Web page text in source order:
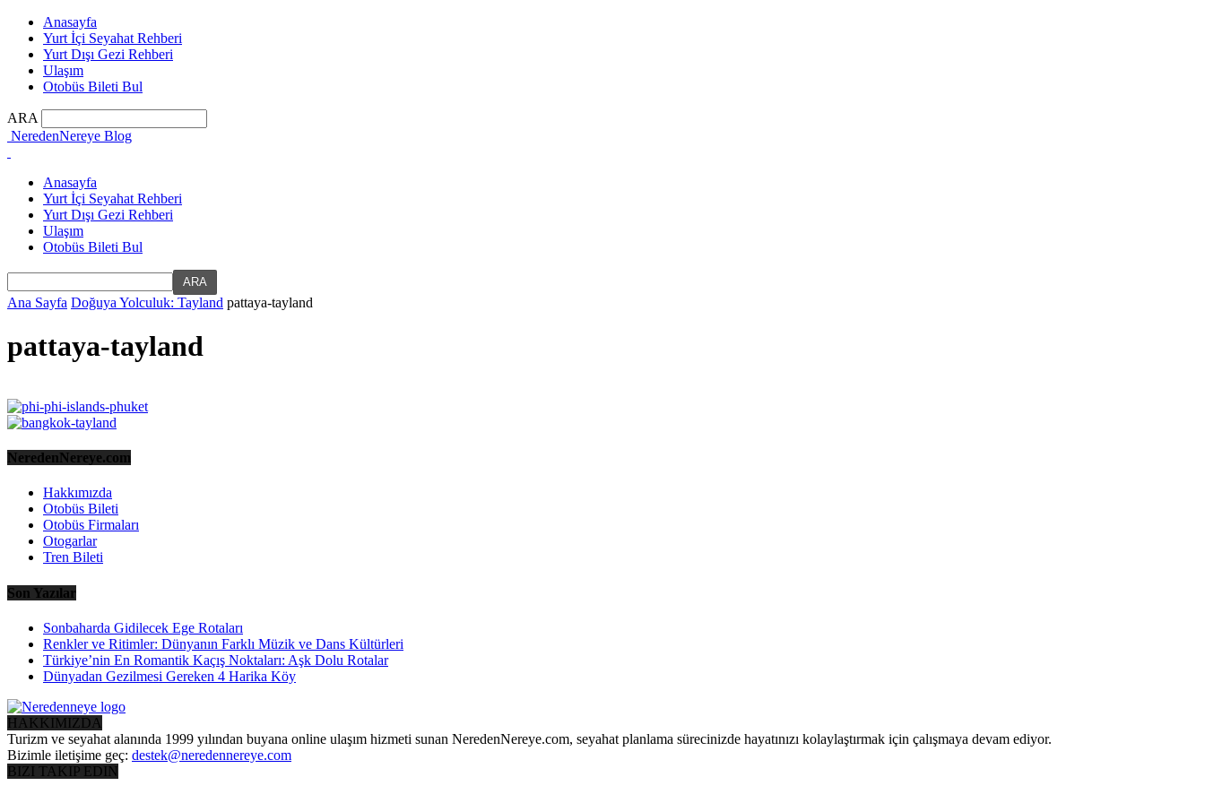
Anasayfa
Yurt İçi Seyahat Rehberi
Yurt Dışı Gezi Rehberi
Ulaşım
Otobüs Bileti Bul
ARA
NeredenNereye Blog
Anasayfa
Yurt İçi Seyahat Rehberi
Yurt Dışı Gezi Rehberi
Ulaşım
Otobüs Bileti Bul
Ana Sayfa Doğuya Yolculuk: Tayland pattaya-tayland
pattaya-tayland
NeredenNereye.com
Hakkımızda
Otobüs Bileti
Otobüs Firmaları
Otogarlar
Tren Bileti
Son Yazılar
Sonbaharda Gidilecek Ege Rotaları
Renkler ve Ritimler: Dünyanın Farklı Müzik ve Dans Kültürleri
Türkiye’nin En Romantik Kaçış Noktaları: Aşk Dolu Rotalar
Dünyadan Gezilmesi Gereken 4 Harika Köy
HAKKIMIZDA
Turizm ve seyahat alanında 1999 yılından buyana online ulaşım hizmeti sunan NeredenNereye.com, seyahat planlama sürecinizde hayatınızı kolaylaştırmak için çalışmaya devam ediyor.
Bizimle iletişime geç: destek@neredennereye.com
BIZI TAKIP EDIN